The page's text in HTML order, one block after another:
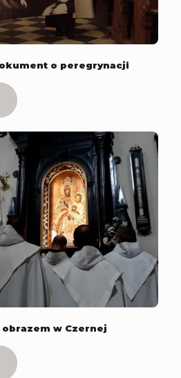
o peregrynacji
w Czernej